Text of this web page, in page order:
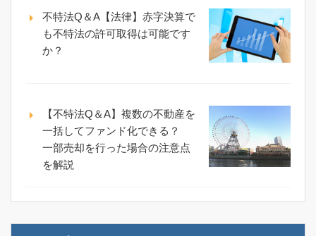
不特法Q＆A【法律】赤字決算で
も不特法の許可取得は可能です
か？
【不特法Q＆A】複数の不動産を
一括してファンド化できる？
一部売却を行った場合の注意点
を解説